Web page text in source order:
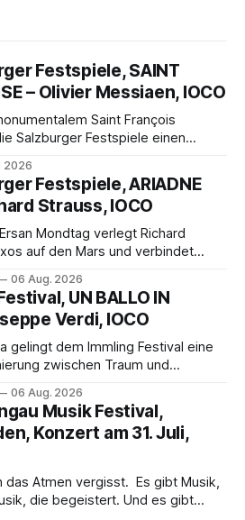
Festspiele, SAINT
– Olivier Messiaen, IOCO
Saint François
Salzburger Festspiele einen
Maxime Pascal entfaltet
Philippe Sly berührt als
2026
Festspiele, ARIADNE
Strauss, IOCO
Mondtag verlegt Richard
auf den Mars und verbindet
und den Wiener
bleibt der zweite Akt jedoch
zurück.
06 Aug. 2026
UN BALLO IN
Verdi, IOCO
gelingt dem Immling Festival eine
zwischen Traum und
starken Bildern, getragen von
und einer musikalisch
06 Aug. 2026
Musik Festival,
Konzert am 31. Juli,
vergisst. Es gibt Musik,
die begeistert. Und es gibt